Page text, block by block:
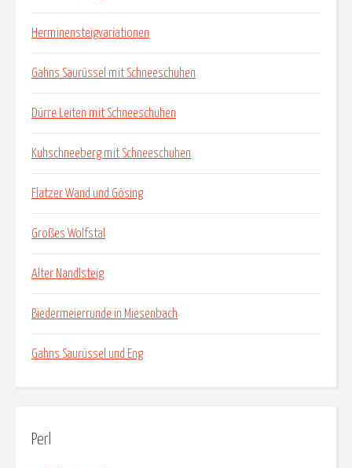
Herminensteigvariationen
Gahns Saurüssel mit Schneeschuhen
Dürre Leiten mit Schneeschuhen
Kuhschneeberg mit Schneeschuhen
Flatzer Wand und Gösing
Großes Wolfstal
Alter Nandlsteig
Biedermeierrunde in Miesenbach
Gahns Saurüssel und Eng
Perl